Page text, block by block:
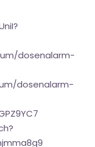
dosenalarm-
dosenalarm-